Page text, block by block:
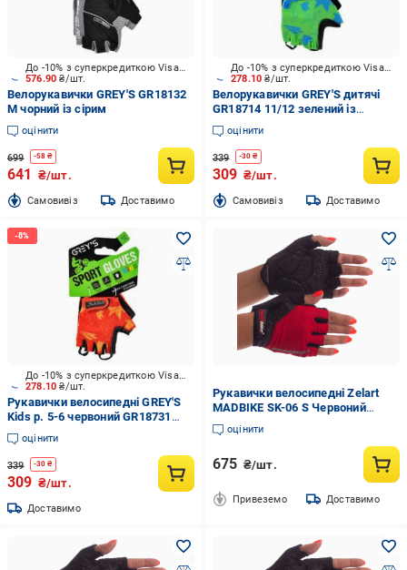
576.90₴/шт.
До -10% з суперкредиткою Visa Вигода
Велорукавички GREY'S GR18132
M чорний із сірим
оцінити
699 -58 ₴
641 ₴/шт.
Cамовивіз Доставимо
278.10₴/шт.
До -10% з суперкредиткою Visa Вигода
Велорукавички GREY'S дитячі
GR18714 11/12 зелений із
чорним
оцінити
339 -30 ₴
309 ₴/шт.
Cамовивіз Доставимо
278.10₴/шт.
До -10% з суперкредиткою Visa Вигода
Рукавички велосипедні GREY'S
Kids р. 5-6 червоний GR18731
SS24 різнокольоровий
оцінити
339 -30 ₴
309 ₴/шт.
Доставимо
Рукавички велосипедні Zelart
MADBIKE SK-06 S Червоний
(DR005239)
оцінити
675 ₴/шт.
Привеземо Доставимо